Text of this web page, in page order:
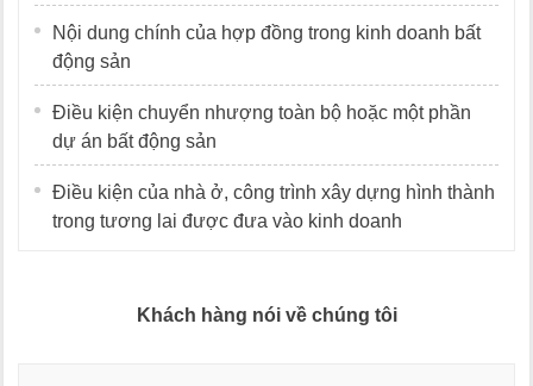
Nội dung chính của hợp đồng trong kinh doanh bất
động sản
Điều kiện chuyển nhượng toàn bộ hoặc một phần
dự án bất động sản
Điều kiện của nhà ở, công trình xây dựng hình thành
trong tương lai được đưa vào kinh doanh
Khách hàng nói về chúng tôi